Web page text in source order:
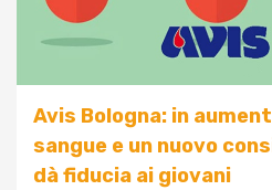
Avis Bologna: in
sangue e un nuovo
dà fiducia ai giovani